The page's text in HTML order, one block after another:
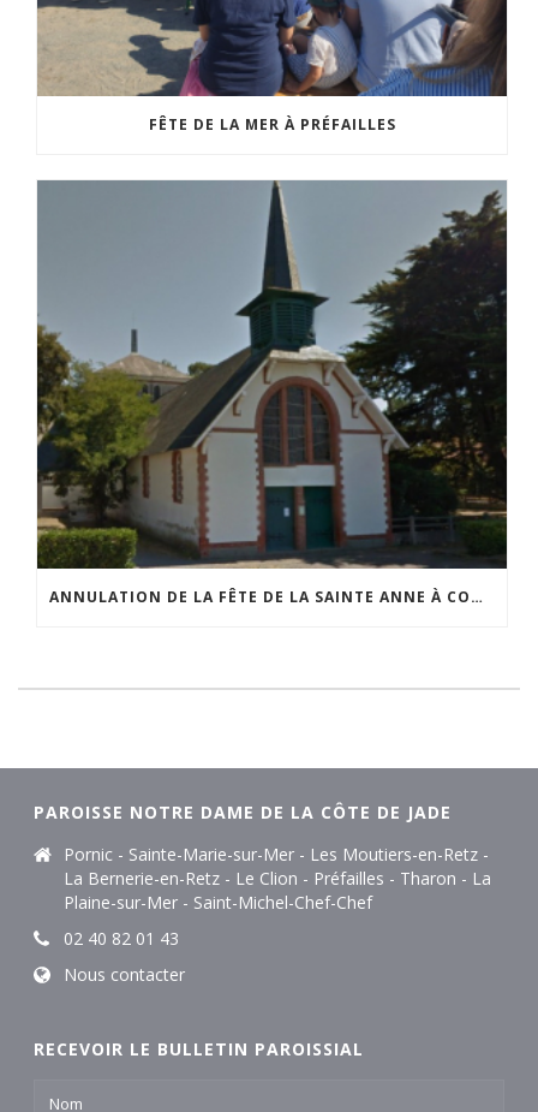
FÊTE DE LA MER À PRÉFAILLES
ANNULATION DE LA FÊTE DE LA SAINTE ANNE À COMBERGE
PAROISSE NOTRE DAME DE LA CÔTE DE JADE
Pornic - Sainte-Marie-sur-Mer - Les Moutiers-en-Retz -
La Bernerie-en-Retz - Le Clion - Préfailles - Tharon - La
Plaine-sur-Mer - Saint-Michel-Chef-Chef
02 40 82 01 43
Nous contacter
RECEVOIR LE BULLETIN PAROISSIAL